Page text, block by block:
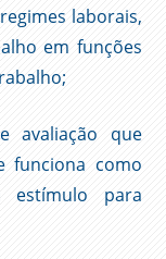
laborais,
em funções
avaliação que
funciona como
para